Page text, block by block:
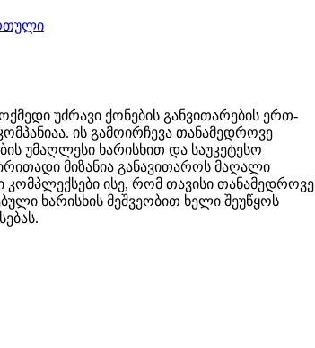
უძრავი ქონების განვითარების ერთ-
ის გამოირჩევა თანამედროვე
უმაღლესი ხარისხით და საუკეტესო
მიზანია განავითაროს მაღალი
ისე, რომ თავისი თანამედროვე
ხარისხის მეშვეობით ხელი შეუწყოს